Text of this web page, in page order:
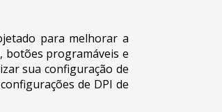
para melhorar a
botões programáveis e
sua configuração de
de DPI de